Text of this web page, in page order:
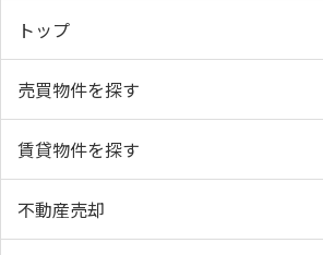
トップ
売買物件を探す
賃貸物件を探す
不動産売却